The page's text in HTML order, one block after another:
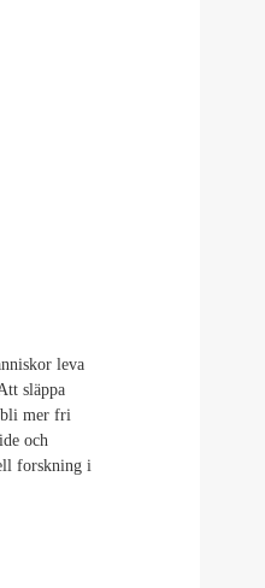
leva
släppa
bli mer fri
och
forskning i